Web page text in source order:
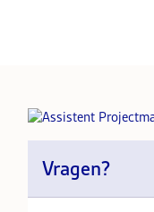
Vragen?